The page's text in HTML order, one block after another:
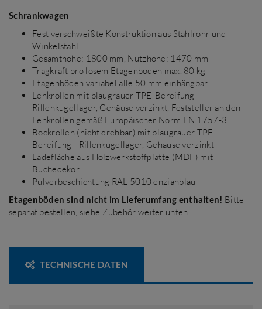
Schrankwagen
Fest verschweißte Konstruktion aus Stahlrohr und
Winkelstahl
Gesamthöhe: 1800 mm, Nutzhöhe: 1470 mm
Tragkraft pro losem Etagenboden max. 80 kg
Etagenböden variabel alle 50 mm einhängbar
Lenkrollen mit blaugrauer TPE-Bereifung -
Rillenkugellager, Gehäuse verzinkt, Feststeller an den
Lenkrollen gemäß Europäischer Norm EN 1757-3
Bockrollen (nicht drehbar) mit blaugrauer TPE-
Bereifung - Rillenkugellager, Gehäuse verzinkt
Ladefläche aus Holzwerkstoffplatte (MDF) mit
Buchedekor
Pulverbeschichtung RAL 5010 enzianblau
Etagenböden sind nicht im Lieferumfang enthalten! Bitte
separat bestellen, siehe Zubehör weiter unten.
TECHNISCHE DATEN